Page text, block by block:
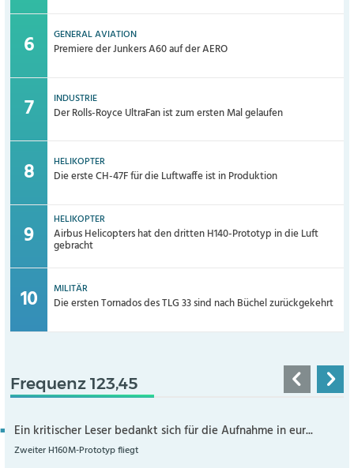
GENERAL AVIATION
Premiere der Junkers A60 auf der AERO
INDUSTRIE
Der Rolls-Royce UltraFan ist zum ersten Mal gelaufen
HELIKOPTER
Die erste CH-47F für die Luftwaffe ist in Produktion
HELIKOPTER
Airbus Helicopters hat den dritten H140-Prototyp in die Luft
gebracht
MILITÄR
Die ersten Tornados des TLG 33 sind nach Büchel zurückgekehrt
Frequenz 123,45
Ein kritischer Leser bedankt sich für die Aufnahme in eur...
Zweiter H160M-Prototyp fliegt